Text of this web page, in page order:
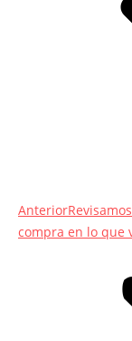
AnteriorEntrada
anterior:
compra en lo que